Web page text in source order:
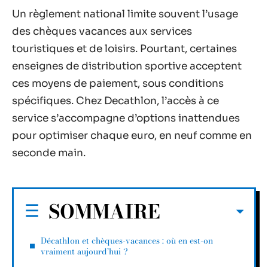
Un règlement national limite souvent l’usage
des chèques vacances aux services
touristiques et de loisirs. Pourtant, certaines
enseignes de distribution sportive acceptent
ces moyens de paiement, sous conditions
spécifiques. Chez Decathlon, l’accès à ce
service s’accompagne d’options inattendues
pour optimiser chaque euro, en neuf comme en
seconde main.
SOMMAIRE
Décathlon et chèques-vacances : où en est-on
vraiment aujourd’hui ?